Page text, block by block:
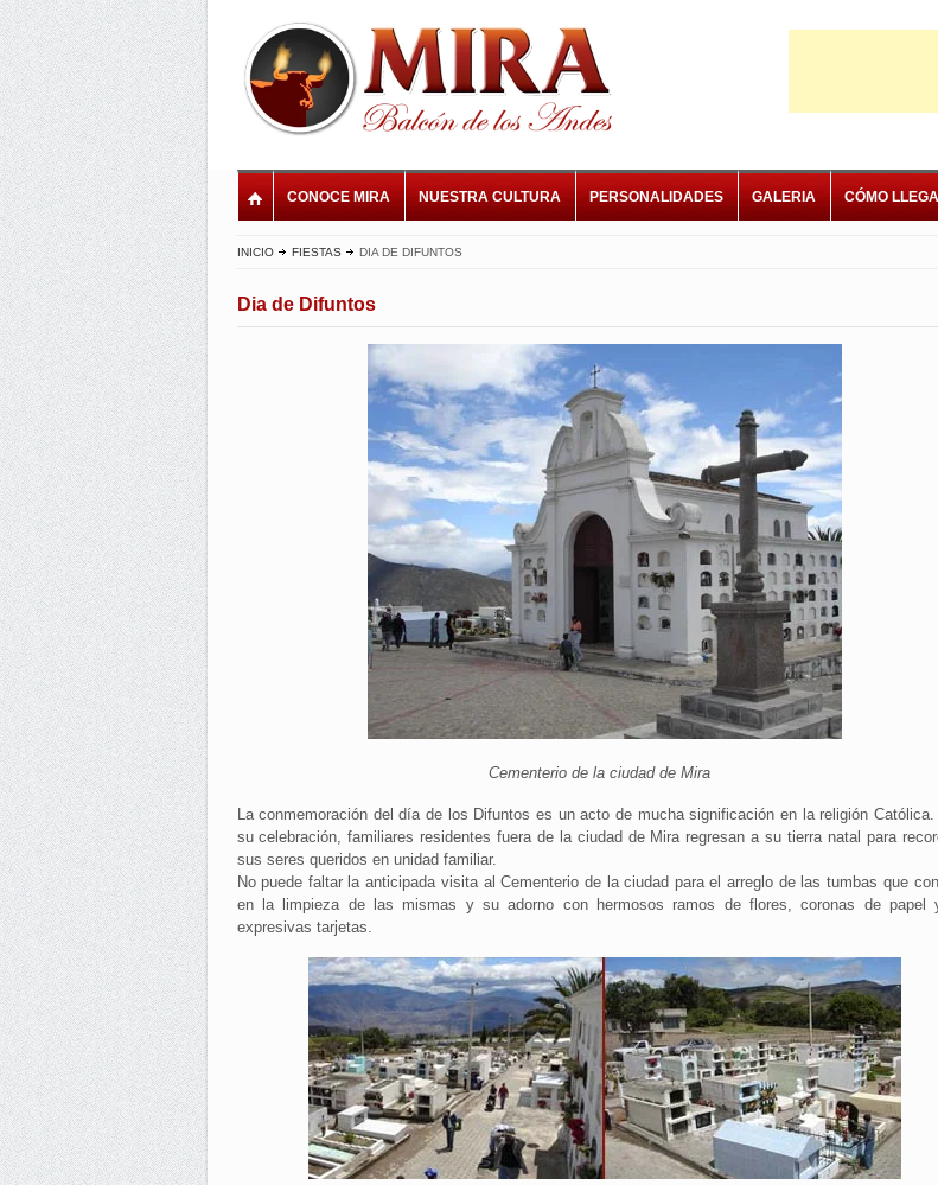
CONOCE MIRA NUESTRA CULTURA PERSONALIDADES GALERIA CÓMO
INICIO FIESTAS DIA DE DIFUNTOS
Dia de Difuntos
Cementerio de la ciudad de Mira
La conmemoración del día de los Difuntos es un acto de mucha significación en la religión Católica.
su celebración, familiares residentes fuera de la ciudad de Mira regresan a su tierra natal para
sus seres queridos en unidad familiar.
No puede faltar la anticipada visita al Cementerio de la ciudad para el arreglo de las tumbas que
en la limpieza de las mismas y su adorno con hermosos ramos de flores, coronas de papel
expresivas tarjetas.